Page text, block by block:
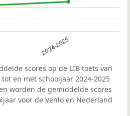
2024-2025
scores op de LIB toets van
en met schooljaar 2024-2025
worden de gemiddelde scores
voor de Venlo en Nederland